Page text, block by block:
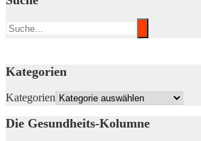
Kategorien
Kategorien
Die Gesundheits-Kolumne